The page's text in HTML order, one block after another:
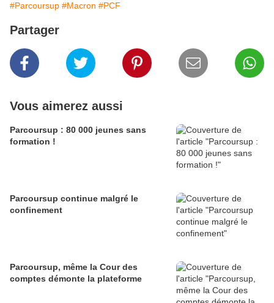
#Parcoursup #Macron #PCF
Partager
Vous aimerez aussi
Parcoursup : 80 000 jeunes sans
formation !
Parcoursup continue malgré le
confinement
Parcoursup, même la Cour des
comptes démonte la plateforme